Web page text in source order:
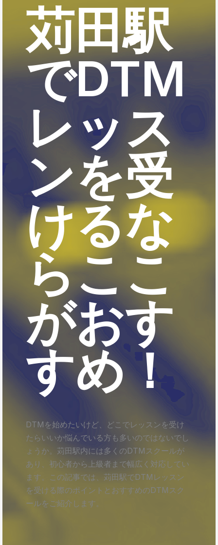
苅田駅
でDTM
レッス
ンを受
けるな
らここ
がおす
すめ！
DTMを始めたいけど、どこでレッスンを受け
たらいいか悩んでいる方も多いのではないでし
ょうか。苅田駅内には多くのDTMスクールが
あり、初心者から上級者まで幅広く対応してい
ます。この記事では、苅田駅でDTMレッスン
を受ける際のポイントとおすすめのDTMスク
ールをご紹介します。